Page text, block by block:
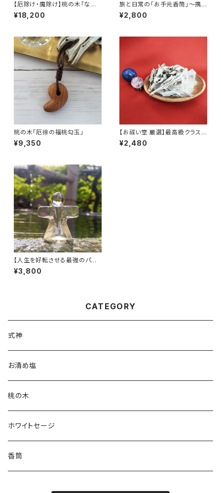
【厄除け・魔除け】桃の木「なで
桃」MM001
¥18,200
旅と日常の「お手元香筒」〜携
帯用スマートお香入れ（お試し
香10本付き）〜
¥2,800
桃の木「厄徐の福桃勾玉」
¥9,350
【お祓い堂 厳選】最高級クラス
ホワイトセージ 30g
¥2,480
【人生を好転させる最強のパー
トナー】貴人式神（きじんしきが
み） - あなた専属の霊的秘書 -
¥3,800
CATEGORY
式神
お清め塩
桃の木
ホワイトセージ
香筒